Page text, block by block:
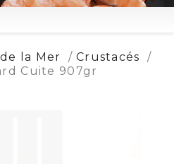
la Mer
Crustacés
Cuite 907gr